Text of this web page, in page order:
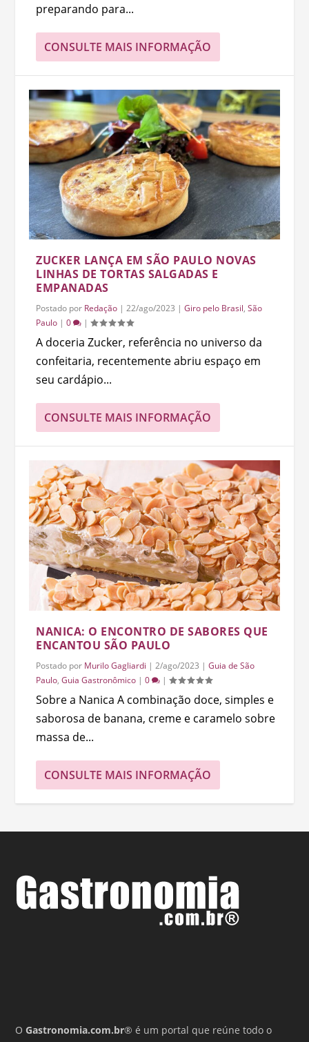
preparando para...
CONSULTE MAIS INFORMAÇÃO
ZUCKER LANÇA EM SÃO PAULO NOVAS
LINHAS DE TORTAS SALGADAS E
EMPANADAS
Postado por Redação |22/ago/2023 |Giro pelo Brasil,São
Paulo |0 |
A doceria Zucker, referência no universo da
confeitaria, recentemente abriu espaço em
seu cardápio...
CONSULTE MAIS INFORMAÇÃO
NANICA: O ENCONTRO DE SABORES QUE
ENCANTOU SÃO PAULO
Postado por Murilo Gagliardi |2/ago/2023 |Guia de São
Paulo,Guia Gastronômico |0 |
Sobre a Nanica A combinação doce, simples e
saborosa de banana, creme e caramelo sobre
massa de...
CONSULTE MAIS INFORMAÇÃO
OGastronomia.com.br® é um portal que reúne todo o